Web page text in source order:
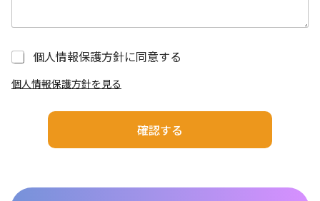
番
個
人
情
個人情報保護方針に同意する
個人情報保護方針を見る
確認する